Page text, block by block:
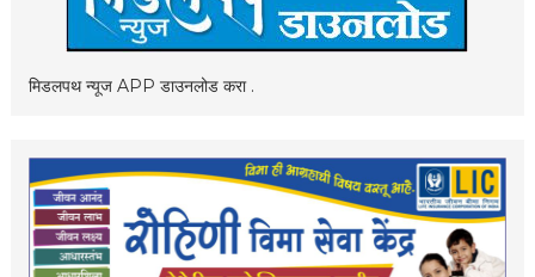
मिडलपथ न्यूज APP डाउनलोड करा .